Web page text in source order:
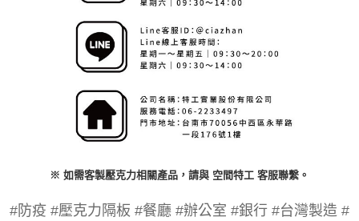
※ 如需客製壓克力相關產品，請與 空間特工 客服聯繫。
#防疫 #壓克力隔板 #餐廳 #辦公室 #銀行 #台灣製造 #